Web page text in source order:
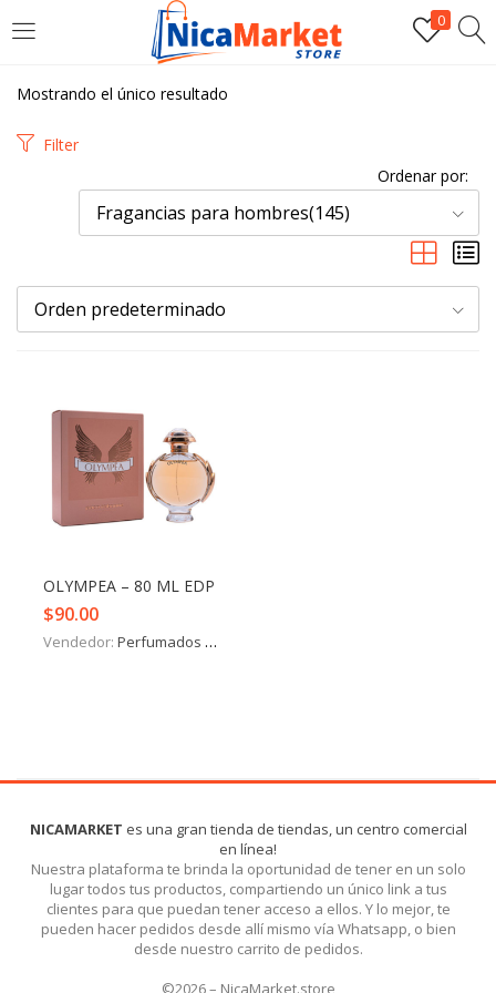
0
INICIAR SESIÓN
Introduzca su nombre de usuario y contraseña para iniciar
Por favor, introduce una respuesta en dígitos:
Recordarme
Iniciar Sesión
Mostrando el único resultado
Filter
Ordenar por:
Fragancias para hombres(145)
Orden predeterminado
OLYMPEA – 80 ML EDP
$90.00
Vendedor: Perfumados y más
NICAMARKET es una gran tienda de tiendas, un centro comercial
en línea!
Nuestra plataforma te brinda la oportunidad de tener en un solo
lugar todos tus productos, compartiendo un único link a tus
clientes para que puedan tener acceso a ellos. Y lo mejor, te
pueden hacer pedidos desde allí mismo vía Whatsapp, o bien
desde nuestro carrito de pedidos.
©2026 – NicaMarket.store